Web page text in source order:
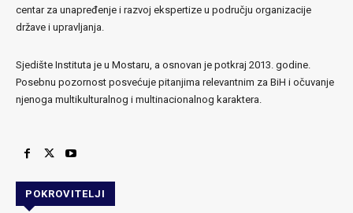
centar za unapređenje i razvoj ekspertize u području organizacije
države i upravljanja.
Sjedište Instituta je u Mostaru, a osnovan je potkraj 2013. godine.
Posebnu pozornost posvećuje pitanjima relevantnim za BiH i očuvanje
njenoga multikulturalnog i multinacionalnog karaktera.
POKROVITELJI